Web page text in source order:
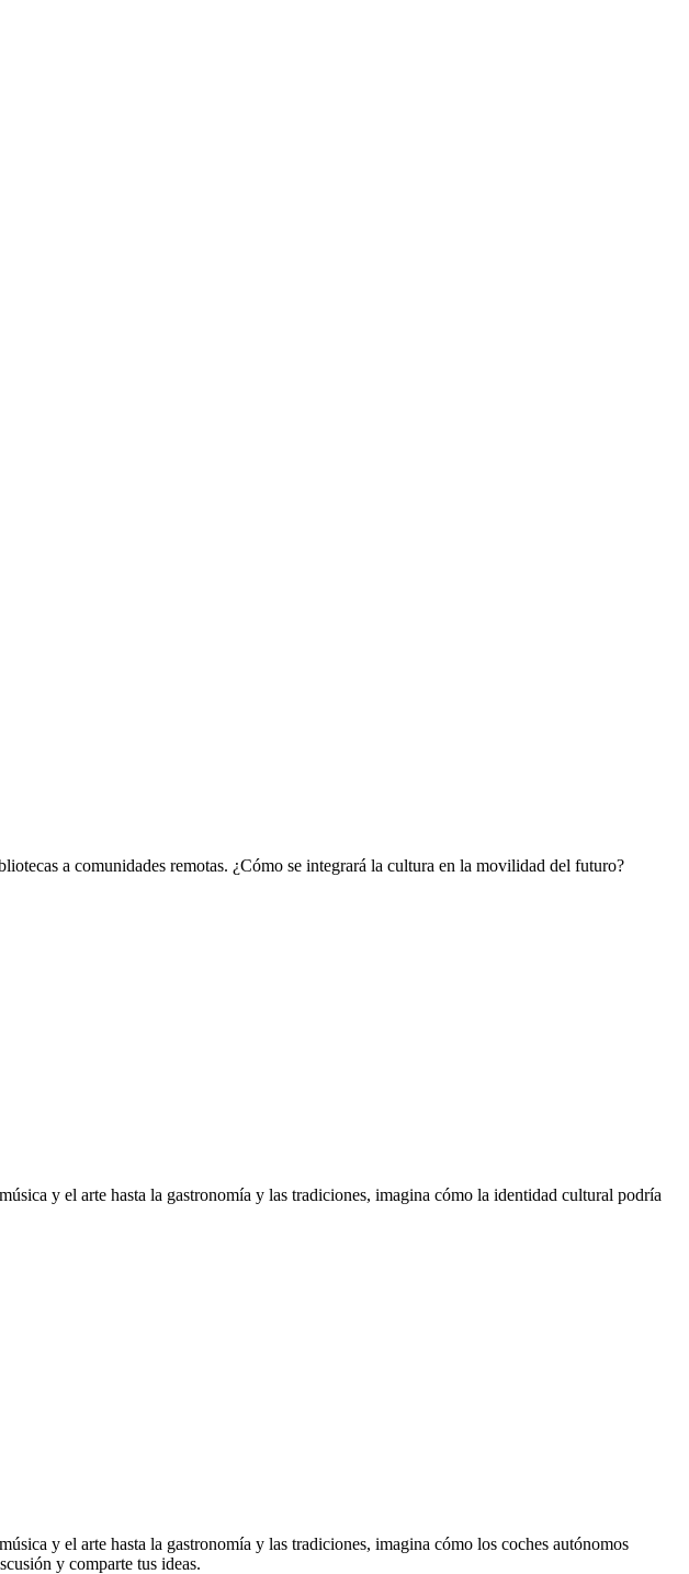
a comunidades remotas. ¿Cómo se integrará la cultura en la movilidad del futuro?
y el arte hasta la gastronomía y las tradiciones, imagina cómo la identidad cultural podría
y el arte hasta la gastronomía y las tradiciones, imagina cómo los coches autónomos
y comparte tus ideas.